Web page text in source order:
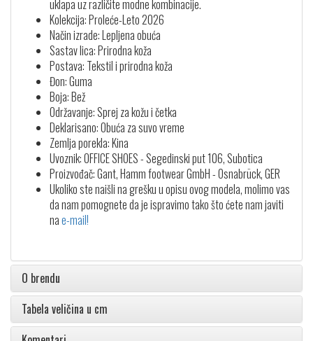
uklapa uz različite modne kombinacije.
Kolekcija: Proleće-Leto 2026
Način izrade: Lepljena obuća
Sastav lica: Prirodna koža
Postava: Tekstil i prirodna koža
Đon: Guma
Boja: Bež
Održavanje: Sprej za kožu i četka
Deklarisano: Obuća za suvo vreme
Zemlja porekla: Kina
Uvoznik: OFFICE SHOES - Segedinski put 106, Subotica
Proizvođač: Gant, Hamm footwear GmbH - Osnabrück, GER
Ukoliko ste naišli na grešku u opisu ovog modela, molimo vas
da nam pomognete da je ispravimo tako što ćete nam javiti
nae-mail!
O brendu
Tabela veličina u cm